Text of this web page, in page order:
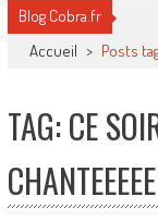
Blog Cobra.fr
Accueil > Posts
TAG: CE